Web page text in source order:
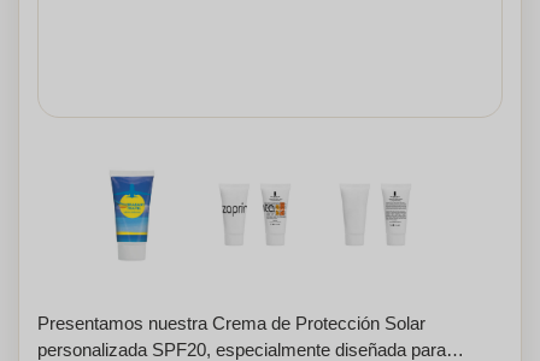
Presentamos nuestra Crema de Protección Solar
personalizada SPF20, especialmente diseñada para